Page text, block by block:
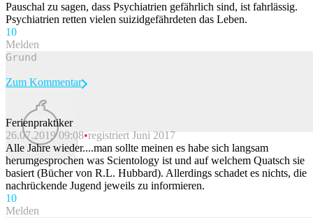
Pauschal zu sagen, dass Psychiatrien gefährlich sind, ist fahrlässig.
Psychiatrien retten vielen suizidgefährdeten das Leben.
10
Melden
Beitrag melden
Zum Kommentar
Ferienpraktiker
26.07.2019 09:08 registriert Juni 2017
Alle Jahre wieder....man sollte meinen es habe sich langsam
herumgesprochen was Scientology ist und auf welchem Quatsch sie
basiert (Bücher von R.L. Hubbard). Allerdings schadet es nichts, die
nachrückende Jugend jeweils zu informieren.
10
Melden